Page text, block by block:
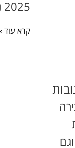
2025 נסעו בתחבורה
קרא עוד